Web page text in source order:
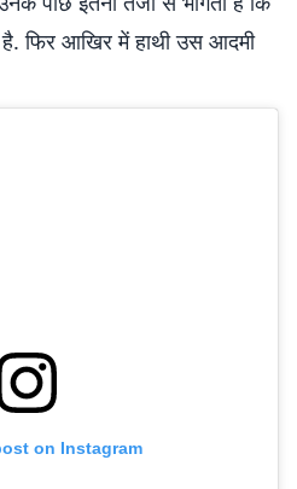
फिर आखिर में हाथी उस आदमी
on Instagram